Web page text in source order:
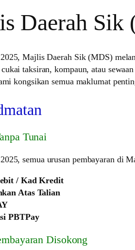
Daerah Sik
Majlis Daerah Sik (MDS)
taksiran, kompaun, atau
kongsikan semua maklumat
Tunai
semua urusan pembayaran di
/ Kad Kredit
Atas Talian
PBTPay
Disokong